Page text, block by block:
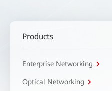
Products
Enterprise Networking
Optical Networking